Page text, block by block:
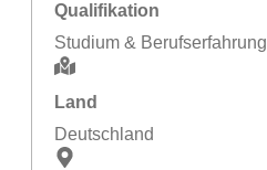
Qualifikation
Studium & Berufserfahrung
Land
Deutschland